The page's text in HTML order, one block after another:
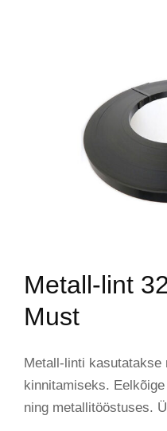
Metall-lint
Must
Metall-linti kasutatakse
kinnitamiseks.
ning metallitööstuses.